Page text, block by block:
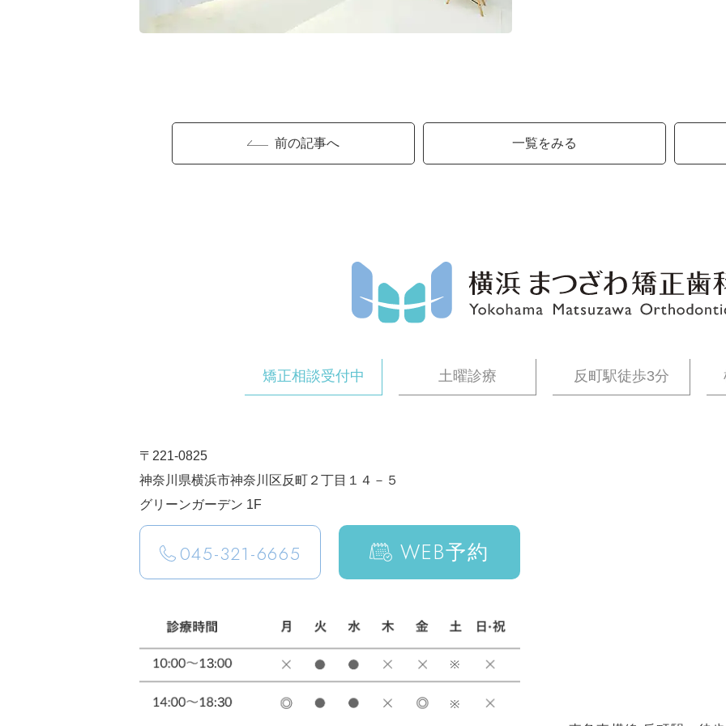
前の記事へ 一覧をみる
矯正相談受付中 土曜診療 反町駅徒歩3分
〒221-0825
神奈川県横浜市神奈川区反町２丁目１４－５
グリーンガーデン 1F
045-321-6665 WEB予約